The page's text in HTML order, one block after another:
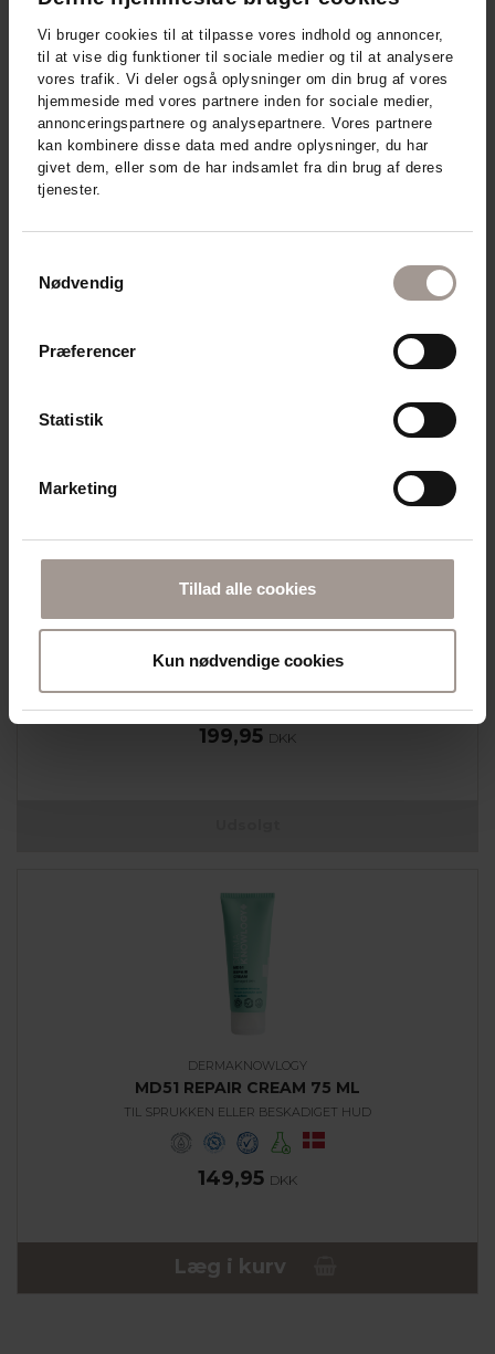
Vi bruger cookies til at tilpasse vores indhold og annoncer,
til at vise dig funktioner til sociale medier og til at analysere
vores trafik. Vi deler også oplysninger om din brug af vores
hjemmeside med vores partnere inden for sociale medier,
annonceringspartnere og analysepartnere. Vores partnere
kan kombinere disse data med andre oplysninger, du har
givet dem, eller som de har indsamlet fra din brug af deres
tjenester.
Nødvendig
Præferencer
Statistik
Marketing
Tillad alle cookies
Kun nødvendige cookies
DERMAKNOWLOGY
TIL TØR, RU OG SKÆLLENDE HUD
199,95 DKK
DERMAKNOWLOGY
MD51 REPAIR CREAM 75 ML
TIL SPRUKKEN ELLER BESKADIGET HUD
149,95 DKK
Læg i kurv